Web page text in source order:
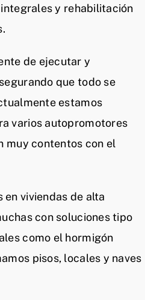
y rehabilitación
de ejecutar y
que todo se
estamos
varios autopromotores
muy contentos con el
en viviendas de alta
con soluciones tipo
como el hormigón
pisos, locales y naves